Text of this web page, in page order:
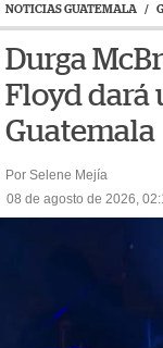
NOTICIAS GUATEMALA /
Durga
Floyd dará
Guatemala
Por Selene Mejía
08 de agosto de 2026,